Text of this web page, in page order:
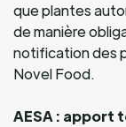
que plantes
de manière
notification des
Novel Food.
AESA : apport